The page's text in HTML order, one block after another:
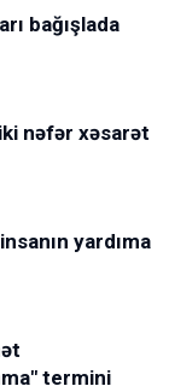
bağışlada
nəfər xəsarət
yardıma
termini